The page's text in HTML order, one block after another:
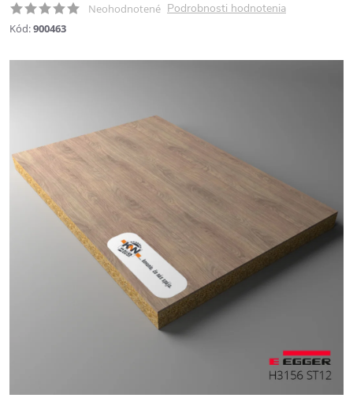
Neohodnotené Podrobnosti hodnotenia
Kód:900463